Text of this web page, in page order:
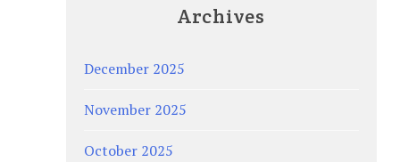
Archives
December 2025
November 2025
October 2025